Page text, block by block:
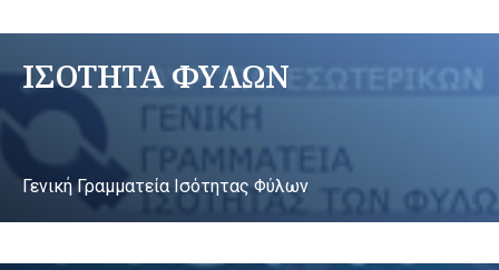
ΙΣΟΤΗΤΑ ΦΥΛΩΝ
Γενική Γραμματεία Ισότητας Φύλων